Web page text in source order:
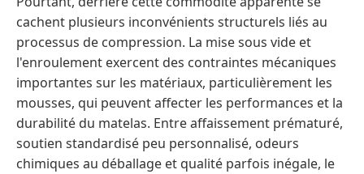
cachent plusieurs inconvénients structurels liés au
processus de compression. La mise sous vide et
l'enroulement exercent des contraintes mécaniques
importantes sur les matériaux, particulièrement les
mousses, qui peuvent affecter les performances et la
durabilité du matelas. Entre affaissement prématuré,
soutien standardisé peu personnalisé, odeurs
chimiques au déballage et qualité parfois inégale, le